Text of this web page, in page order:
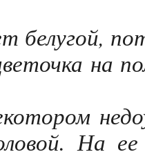
белугой,
на
На